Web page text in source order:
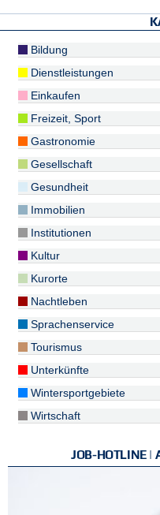
Bildung
Dienstleistungen
Einkaufen
Freizeit, Sport
Gastronomie
Gesellschaft
Gesundheit
Immobilien
Institutionen
Kultur
Kurorte
Nachtleben
Sprachenservice
Tourismus
Unterkünfte
Wintersportgebiete
Wirtschaft
JOB-HOTLINE |